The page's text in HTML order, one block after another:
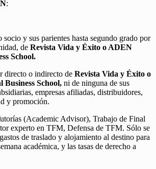
:
y sus parientes hasta segundo grado por
de Revista Vida y Éxito o ADEN
School.
directo o indirecto de Revista Vida y Éxito o
School, ni de ninguna de sus
empresas afiliadas, distribuidores,
y promoción.
(Academic Advisor), Trabajo de Final
experto en TFM, Defensa de TFM. Sólo se
de traslado y alojamiento al destino para
académica, y las tasas de derecho a